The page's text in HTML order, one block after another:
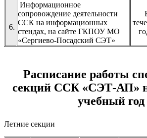
6.
Информационное
сопровождение деятельности
ССК на информационных
стендах, на сайте ГКПОУ МО
«Сергиево-Посадский СЭТ»
Расписание работы
секций ССК «СЭТ-АП»
учебный год
Летние секции